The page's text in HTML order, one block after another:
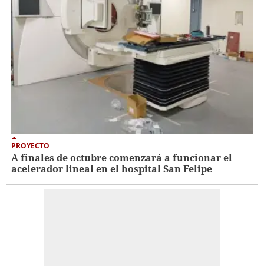
PROYECTO
A finales de octubre comenzará a funcionar el
acelerador lineal en el hospital San Felipe